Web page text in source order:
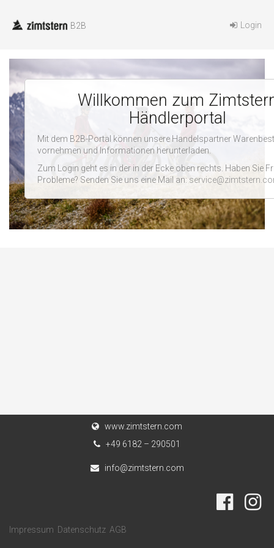
B2B Login
Willkommen zum
Händlerportal
Mit dem B2B-Portal können unsere Handelspartner
vornehmen und Informationen herunterladen.
Zum Login geht es in der in der Ecke oben rechts. Haben Sie
Probleme? Senden Sie uns eine Mail an:
www.zimtstern.com
+49 6182 – 290501
info@zimtstern.com
Impressum Datenschutz AGB